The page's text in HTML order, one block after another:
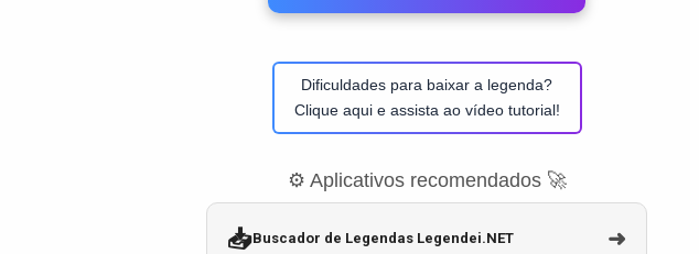
Dificuldades para baixar a legenda?
Clique aqui e assista ao vídeo tutorial!
⚙️ Aplicativos recomendados 🚀
📥Buscador de Legendas Legendei.NET ➜